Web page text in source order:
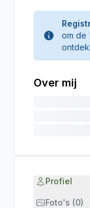
om de
Over mij
Profiel
Foto's (0)